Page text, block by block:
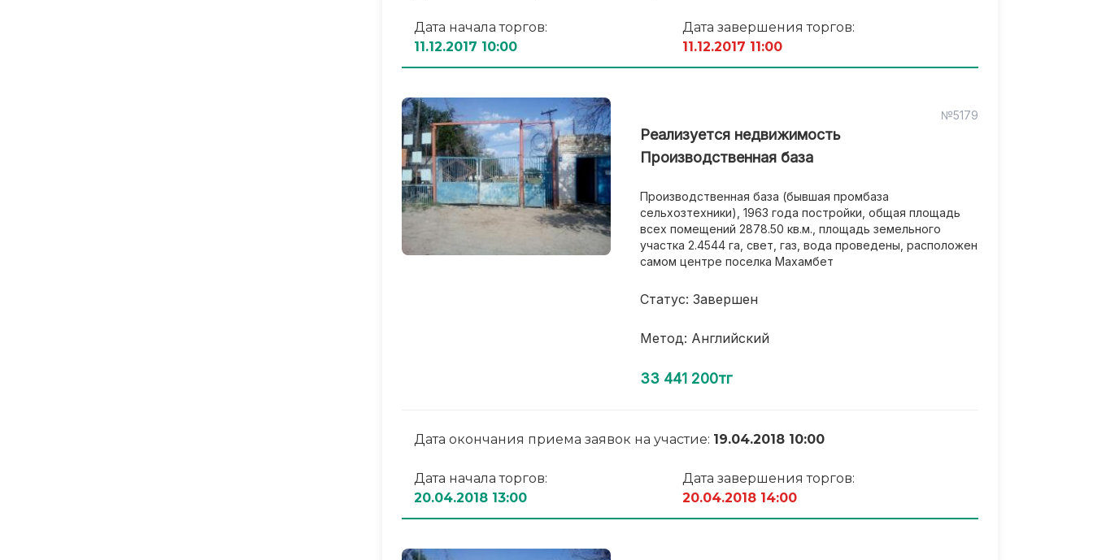
Дата начала торгов:
11.12.2017 10:00
Дата завершения торгов:
11.12.2017 11:00
№5179
Реализуется недвижимость
Производственная база
Производственная база (бывшая промбаза
сельхозтехники), 1963 года постройки, общая площадь
всех помещений 2878.50 кв.м., площадь земельного
участка 2.4544 га, свет, газ, вода проведены, расположен
самом центре поселка Махамбет
Статус: Завершен
Метод: Английский
33 441 200тг
Дата окончания приема заявок на участие: 19.04.2018 10:00
Дата начала торгов:
20.04.2018 13:00
Дата завершения торгов:
20.04.2018 14:00